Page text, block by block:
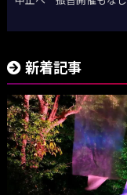
新着記事